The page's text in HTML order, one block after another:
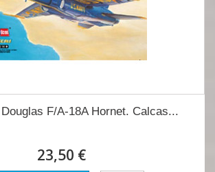
F/A-18A Hornet. Calcas...
23,50 €